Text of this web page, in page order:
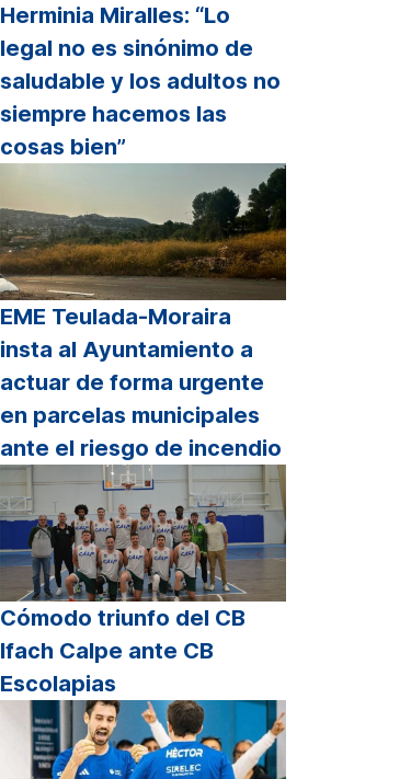
Herminia Miralles: “Lo
legal no es sinónimo de
saludable y los adultos no
siempre hacemos las
cosas bien”
EME Teulada-Moraira
insta al Ayuntamiento a
actuar de forma urgente
en parcelas municipales
ante el riesgo de incendio
Cómodo triunfo del CB
Ifach Calpe ante CB
Escolapias